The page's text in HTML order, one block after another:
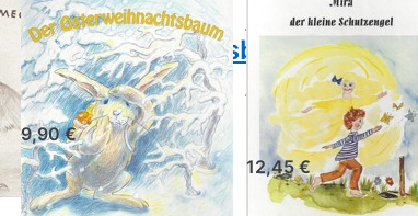
Der
Osterweihnachtsbaum
R. F. Beckedorff, V.
Hövelmann
9,90 €
Mira, der
kleine
Schutzengel
K. Mühlich, U. Schweizer
12,45 €